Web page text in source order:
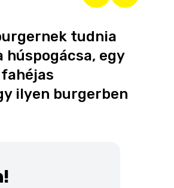
tudnia
egy
ilyen burgerben